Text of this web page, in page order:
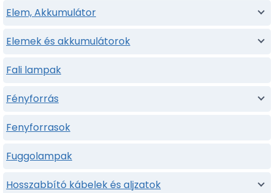
Elem, Akkumulátor
Elemek és akkumulátorok
Fali lampak
Fényforrás
Fenyforrasok
Fuggolampak
Hosszabbító kábelek és aljzatok